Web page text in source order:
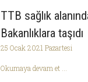
TTB sağlık
Bakanlıklara taşıdı
25 Ocak 2021 Pazartesi
Okumaya devam et ...